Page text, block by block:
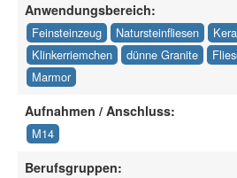
Anwendungsbereich:
Feinsteinzeug Natursteinfliesen
Klinkerriemchen
dünne Granite
Marmor
Aufnahmen / Anschluss:
M14
Berufsgruppen: